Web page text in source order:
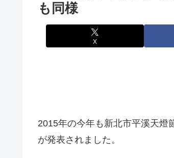
も同様
X
2015年の今年も新北市平溪天燈
が発表されました。